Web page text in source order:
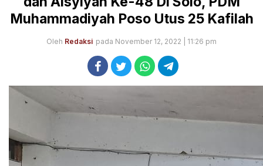
Muhammadiyah Poso Utus 25 Kafilah
Oleh Redaksi pada November 12, 2022 | 11:26 pm